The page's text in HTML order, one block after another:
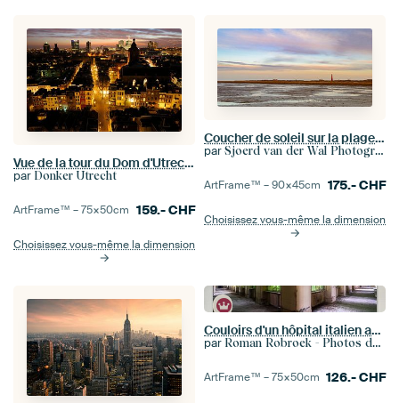
Vue de la tour du Dom d'Utrecht vers la Zadelstraat
par Donker Utrecht
ArtFrame™ –75×50cm 159.-CHF
Choisissez vous-même la dimension
Coucher de soleil sur la plage de Schiermonnikoog en fin de journée
par Sjoerd van der Wal Photographie
ArtFrame™ –90×45cm 175.-CHF
Choisissez vous-même la dimension
Couloirs d'un hôpital italien abandonné.
par Roman Robroek - Photos de bâtiments abandonnés
ArtFrame™ –75×50cm 126.-CHF